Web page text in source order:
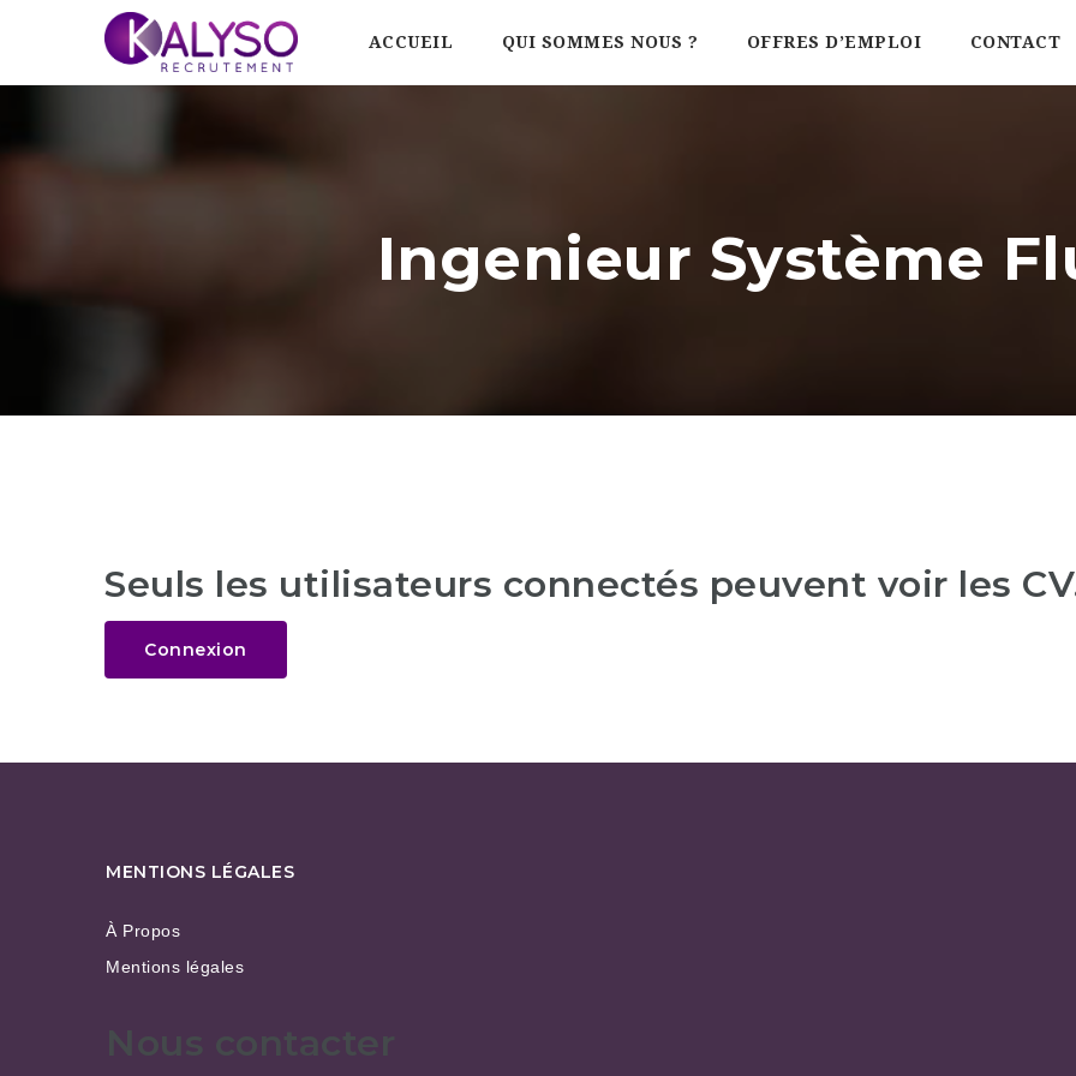
ACCUEIL QUI SOMMES NOUS ? OFFRES D’EMPLOI CONTACT
Ingenieur Système
Seuls les utilisateurs connectés peuvent voir les
Connexion
MENTIONS LÉGALES
À Propos
Mentions légales
Nous contacter